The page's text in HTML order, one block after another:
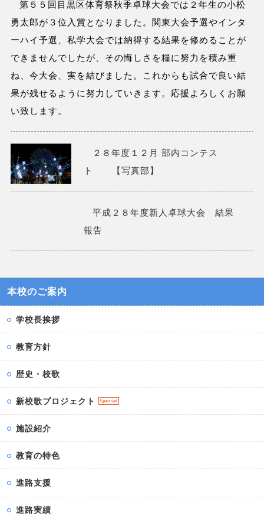
第５５回目黒区体育祭秋季卓球大会では２年生の小松
勇太郎が３位入賞となりました。関東大会予選やインタ
ーハイ予選、私学大会では納得する結果を修めることが
できませんでしたが、その悔しさを糧に努力を積み重
ね、今大会、実を結びました。これからも試合で良い結
果が残せるように努力していきます。応援よろしくお願
い致します。
２８年度１２月 部内コンテス
ト 【写真部】
平成２８年度新人卓球大会 結果
報告
本校のご案内
学校長挨拶
教育方針
歴史・校歌
新校歌プロジェクト Special
施設紹介
教育の特色
進路支援
進路実績